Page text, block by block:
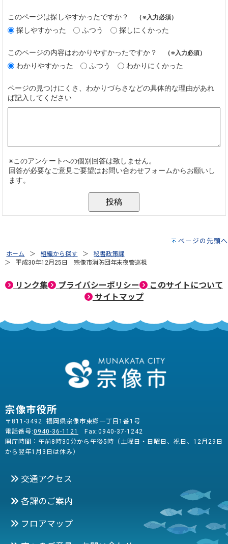
ページの先頭へ
ホーム 組織から探す
秘書政策課
平成30年12月25日 宗像市消防団年末夜警巡視
リンク集 プライバシーポリシー
このサイトについて
サイトマップ
宗像市役所
〒811-3492 福岡県宗像市東郷一丁目1番1号
電話番号:0940-36-1121
Fax:0940-37-1242
開庁時間：午前8時30分から午後5時（土曜日・日曜日、祝日、12月29日
から翌年1月3日は休み）
交通アクセス
各課のご案内
フロアマップ